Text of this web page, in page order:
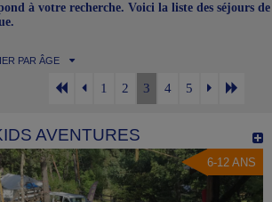
à votre recherche. Voici la liste des séjours de
PAR ÂGE
1 2 3 4 5
AVENTURES
6-12 ANS